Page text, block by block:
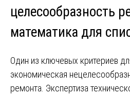
целесообразность
математика для
Один из ключевых критериев
экономическая
ремонта. Экспертиза